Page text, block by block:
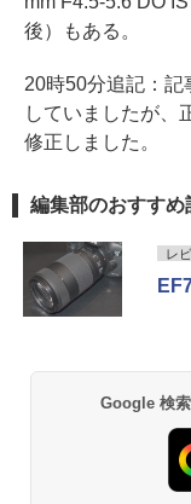
後）もある。
20時50分追記：記
していましたが、
修正しました。
編集部のおすすめ
レ
Google 検